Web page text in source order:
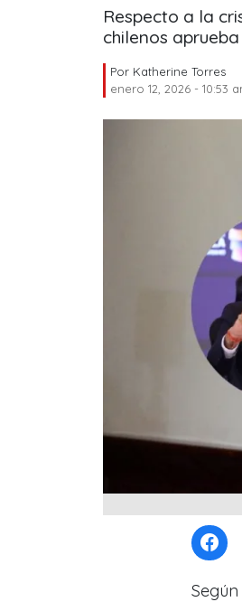
Respecto a la
chilenos
Por Katherine Torres
enero 12, 2026 - 10:53